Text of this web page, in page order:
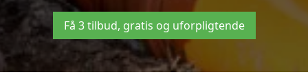
Få 3 tilbud, gratis og uforpligtende